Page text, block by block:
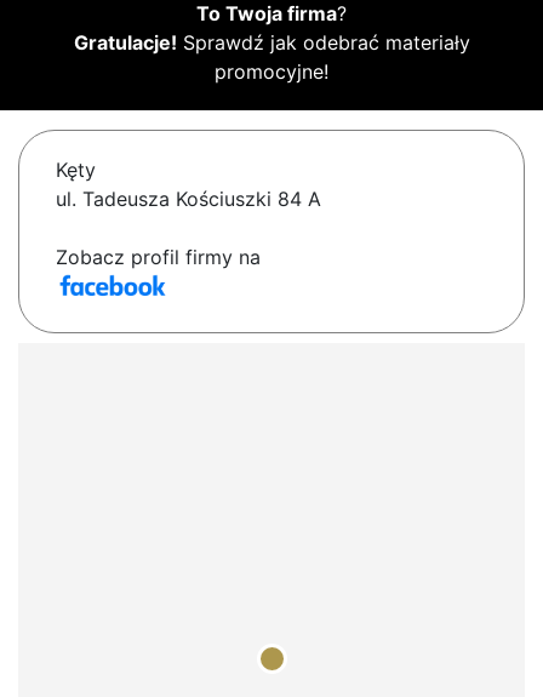
To Twoja firma?
Gratulacje! Sprawdź jak odebrać materiały
promocyjne!
Kęty
ul. Tadeusza Kościuszki 84 A
Zobacz profil firmy na